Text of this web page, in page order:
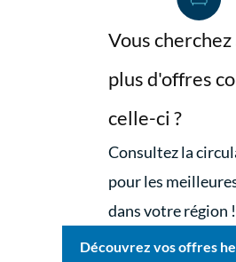
Vous
plus d'offres
celle-ci ?
Consultez la
pour les
dans votre région !
Découvrez vos offres